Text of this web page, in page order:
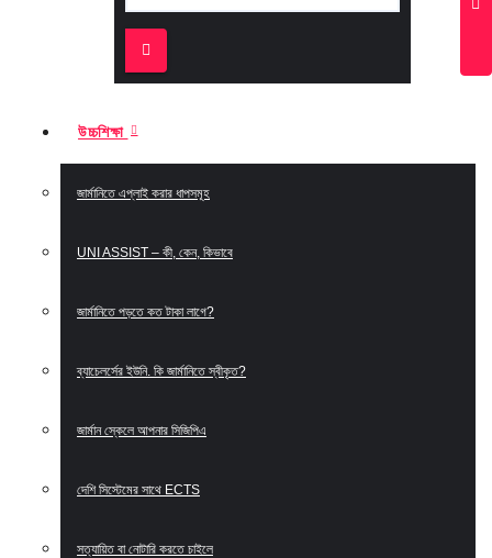
উচ্চশিক্ষা
জার্মানিতে এপ্লাই করার ধাপসমূহ
UNI ASSIST – কী, কেন, কিভাবে
জার্মানিতে পড়তে কত টাকা লাগে?
ব্যাচেলর্সের ইউনি. কি জার্মানিতে স্বীকৃত?
জার্মান স্কেলে আপনার সিজিপিএ
দেশি সিস্টেমের সাথে ECTS
সত্যায়িত বা নোটারি করতে চাইলে